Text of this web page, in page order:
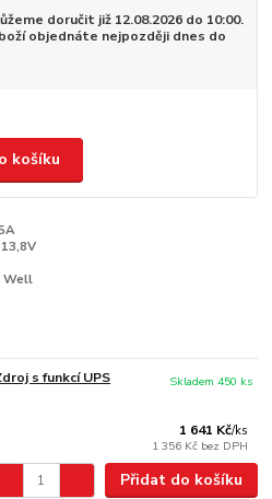
doručit již 12.08.2026 do 10:00.
objednáte nejpozději dnes do
košíku
Well
s funkcí UPS
1 641 Kč/ks
1 356 Kč bez DPH
Skladem 450 ks
Přidat do košíku